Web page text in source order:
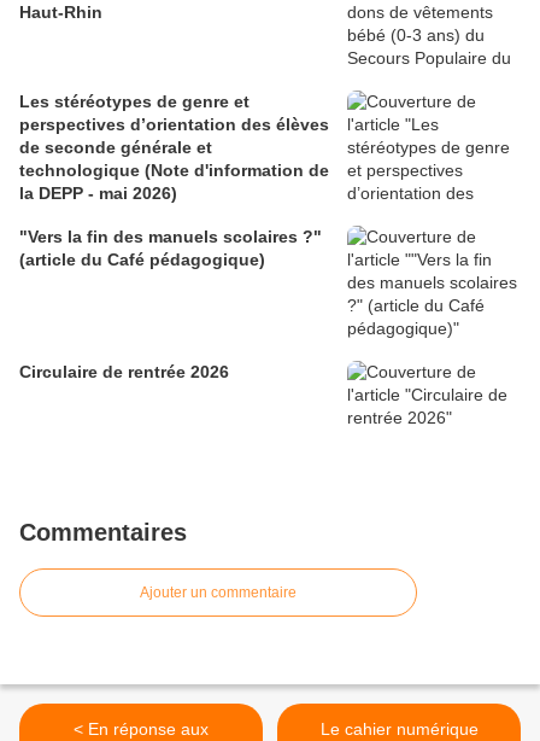
Haut-Rhin
Les stéréotypes de genre et
perspectives d’orientation des élèves
de seconde générale et
technologique (Note d'information de
la DEPP - mai 2026)
"Vers la fin des manuels scolaires ?"
(article du Café pédagogique)
Circulaire de rentrée 2026
Commentaires
Ajouter un commentaire
< En réponse aux
Le cahier numérique